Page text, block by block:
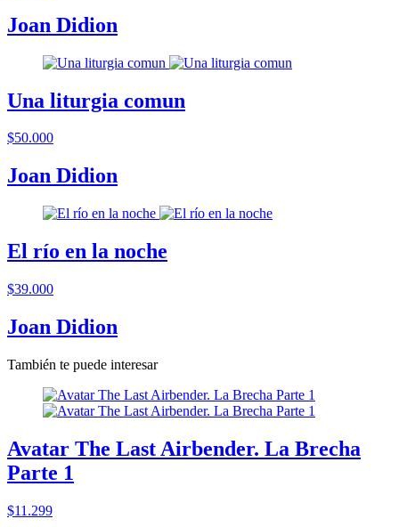
Joan Didion
Una liturgia comun
$50.000
Joan Didion
El río en la noche
$39.000
Joan Didion
También te puede interesar
Avatar The Last Airbender. La Brecha
Parte 1
$11.299